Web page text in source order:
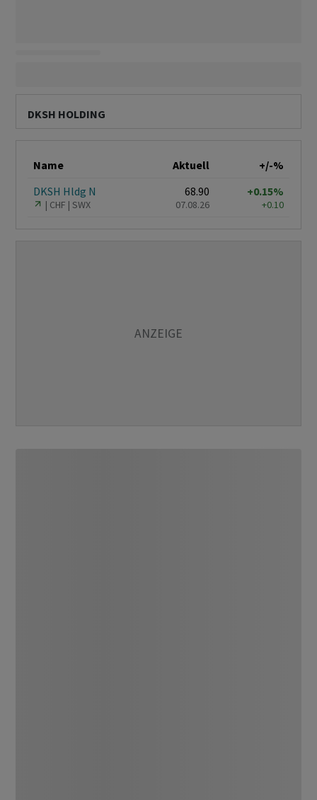
DKSH HOLDING
Name Aktuell
+/-%
DKSH Hldg N
CHF SWX
68.90
07.08.26
+0.15%
+0.10